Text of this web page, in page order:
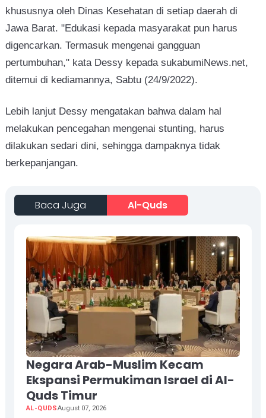
khususnya oleh Dinas Kesehatan di setiap daerah di
Jawa Barat. "Edukasi kepada masyarakat pun harus
digencarkan. Termasuk mengenai gangguan
pertumbuhan," kata Dessy kepada sukabumiNews.net,
ditemui di kediamannya, Sabtu (24/9/2022).
Lebih lanjut Dessy mengatakan bahwa dalam hal
melakukan pencegahan mengenai stunting, harus
dilakukan sedari dini, sehingga dampaknya tidak
berkepanjangan.
Baca Juga Al-Quds
Negara Arab-Muslim Kecam
Ekspansi Permukiman Israel di Al-
Quds Timur
AL-QUDSAugust 07, 2026